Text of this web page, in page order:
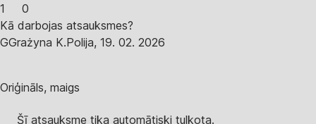
1
0
Kā darbojas atsauksmes?
GGrażyna K.Polija, 19. 02. 2026
Oriģināls, maigs
Šī atsauksme tika automātiski tulkota.